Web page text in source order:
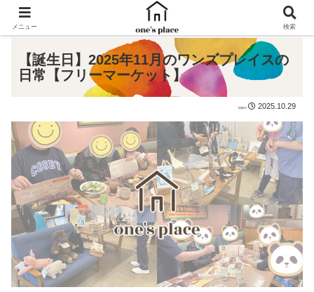
【誕生日】2025年11月のワンズプレイスの
日常【フリーマーケット】
2025.10.29
メニュー 検索